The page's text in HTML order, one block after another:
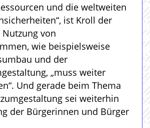
und die weltweiten
ist Kroll der
von
wie beispielsweise
und der
„muss weiter
Und gerade beim Thema
sei weiterhin
der Bürgerinnen und Bürger